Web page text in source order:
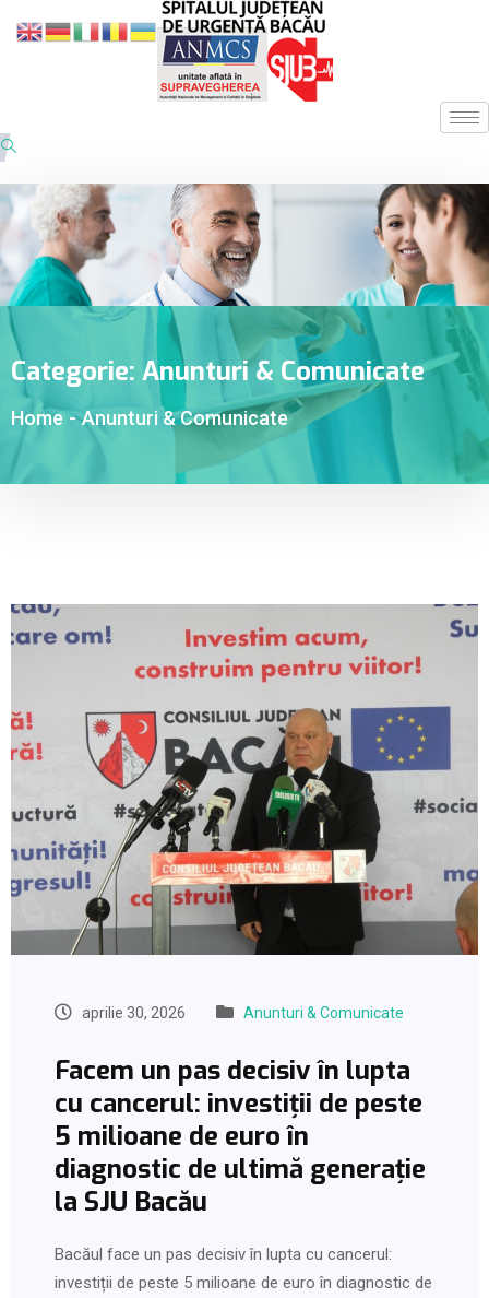
Categorie: Anunturi & Comunicate
Home - Anunturi & Comunicate
aprilie 30, 2026 Anunturi & Comunicate
Facem un pas decisiv în lupta
cu cancerul: investiții de peste
5 milioane de euro în
diagnostic de ultimă generație
la SJU Bacău
Bacăul face un pas decisiv în lupta cu cancerul:
investiții de peste 5 milioane de euro în diagnostic de